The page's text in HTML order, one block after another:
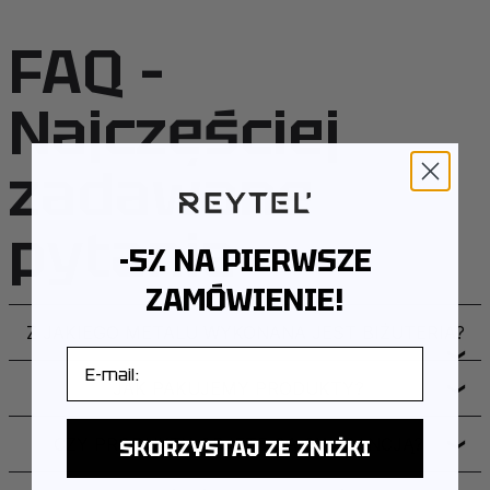
FAQ –
Najczęściej
zadawane
pytania
Z JAKIEGO METALU WYKONANA JEST BIŻUTERIA?
❯
JAK PAKUJEMY PRODUKTY? ❯
CZY PRODUKTY OBJĘTE SĄ GWARANCJĄ? ❯
-5% NA PIERWSZE
ZAMÓWIENIE!
SKORZYSTAJ ZE ZNIŻKI